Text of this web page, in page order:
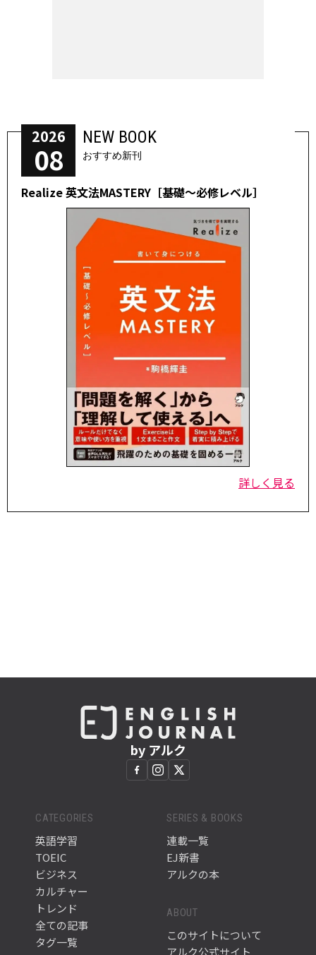
2026
08
NEW BOOK
おすすめ新刊
Realize 英文法MASTERY［基礎～必修レベル］
詳しく見る
by アルク
CATEGORIES
英語学習
TOEIC
ビジネス
カルチャー
トレンド
全ての記事
タグ一覧
SERIES & BOOKS
連載一覧
EJ新書
アルクの本
ABOUT
このサイトについて
アルク公式サイト